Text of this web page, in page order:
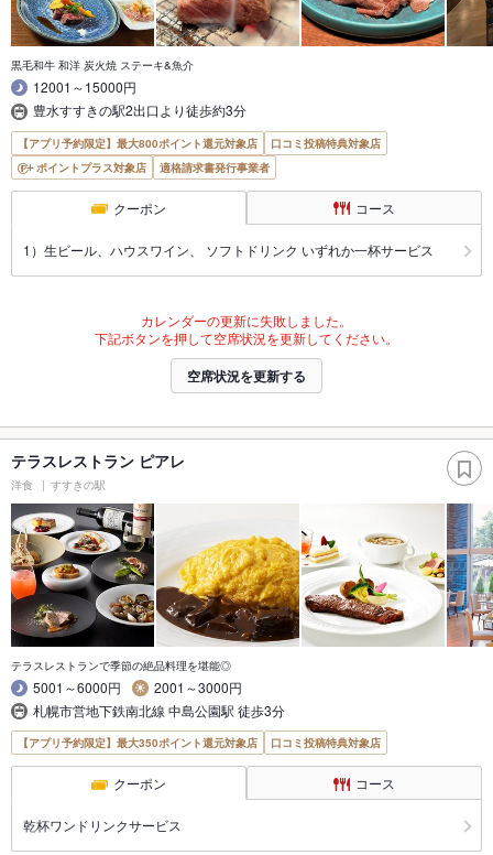
黒毛和牛 和洋 炭火焼 ステーキ&魚介
12001～15000円
豊水すすきの駅2出口より徒歩約3分
【アプリ予約限定】最大800ポイント還元対象店
口コミ投稿特典対象店
ポイントプラス対象店
適格請求書発行事業者
クーポン コース
1）生ビール、ハウスワイン、 ソフトドリンク いずれか一杯サービス
カレンダーの更新に失敗しました。
下記ボタンを押して空席状況を更新してください。
空席状況を更新する
テラスレストラン ピアレ
洋食 すすきの駅
テラスレストランで季節の絶品料理を堪能◎
5001～6000円
2001～3000円
札幌市営地下鉄南北線 中島公園駅 徒歩3分
【アプリ予約限定】最大350ポイント還元対象店 口コミ投稿特典対象店
クーポン コース
乾杯ワンドリンクサービス